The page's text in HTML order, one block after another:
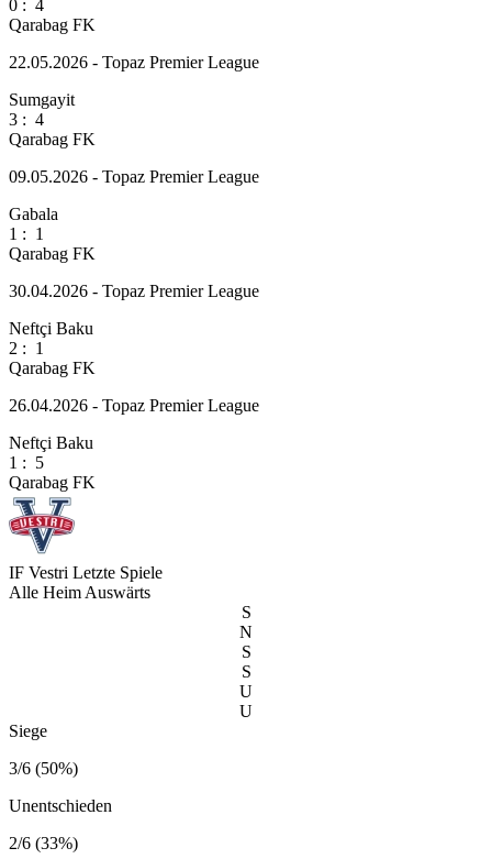
0 : 4
Qarabag FK
22.05.2026 - Topaz Premier League
Sumgayit
3 : 4
Qarabag FK
09.05.2026 - Topaz Premier League
Gabala
1 : 1
Qarabag FK
30.04.2026 - Topaz Premier League
Neftçi Baku
2 : 1
Qarabag FK
26.04.2026 - Topaz Premier League
Neftçi Baku
1 : 5
Qarabag FK
IF Vestri Letzte Spiele
Alle HeimAuswärts
S
N
S
S
U
U
Siege
3/6 (50%)
Unentschieden
2/6 (33%)